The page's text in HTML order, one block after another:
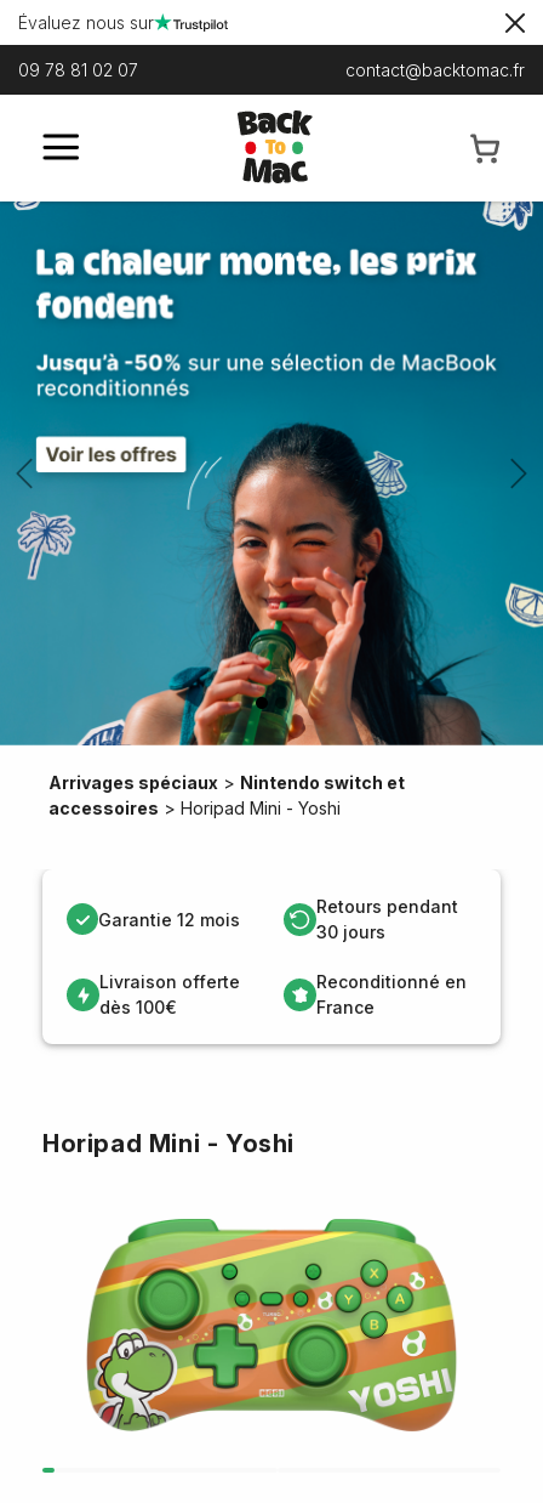
Évaluez nous sur
09 78 81 02 07 contact@backtomac.fr
Previous
Arrivages spéciaux > Nintendo switch et
accessoires > Horipad Mini - Yoshi
Garantie 12 mois
Retours pendant
30 jours
Livraison offerte
dès 100€
Reconditionné en
France
Horipad Mini - Yoshi